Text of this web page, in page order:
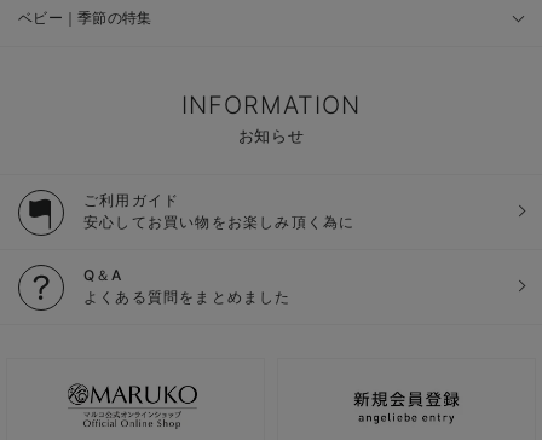
ベビー｜季節の特集
INFORMATION
お知らせ
ご利用ガイド
安心してお買い物をお楽しみ頂く為に
Q＆A
よくある質問をまとめました